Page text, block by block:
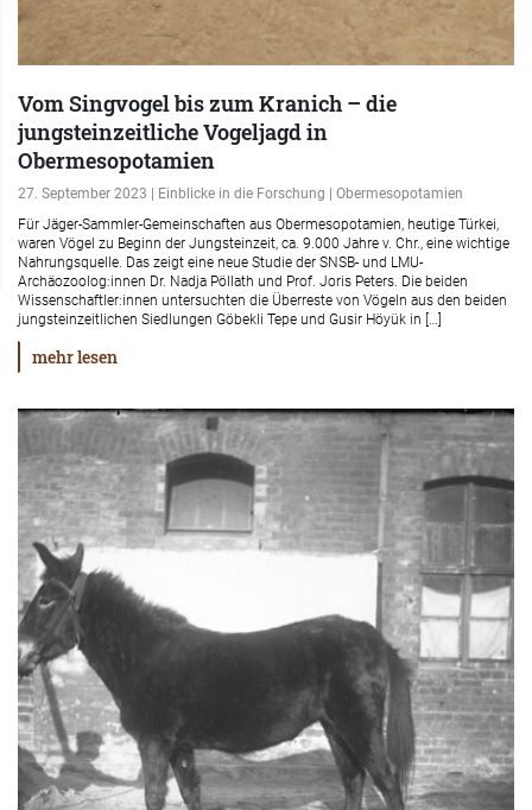
Vom Singvogel bis zum Kranich – die
jungsteinzeitliche Vogeljagd in
Obermesopotamien
27. September 2023 | Einblicke in die Forschung | Obermesopotamien
Für Jäger-Sammler-Gemeinschaften aus Obermesopotamien, heutige Türkei,
waren Vögel zu Beginn der Jungsteinzeit, ca. 9.000 Jahre v. Chr., eine wichtige
Nahrungsquelle. Das zeigt eine neue Studie der SNSB- und LMU-
Archäozoolog:innen Dr. Nadja Pöllath und Prof. Joris Peters. Die beiden
Wissenschaftler:innen untersuchten die Überreste von Vögeln aus den beiden
jungsteinzeitlichen Siedlungen Göbekli Tepe und Gusir Höyük in […]
mehr lesen